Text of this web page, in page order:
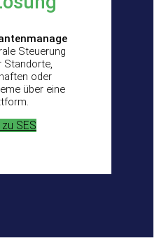
Steuerung
Standorte,
oder
über eine
SES